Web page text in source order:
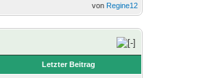
von Regine12
Letzter Beitrag